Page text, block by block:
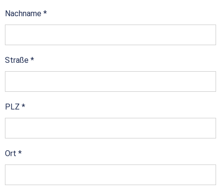
Nachname *
Straße *
PLZ *
Ort *